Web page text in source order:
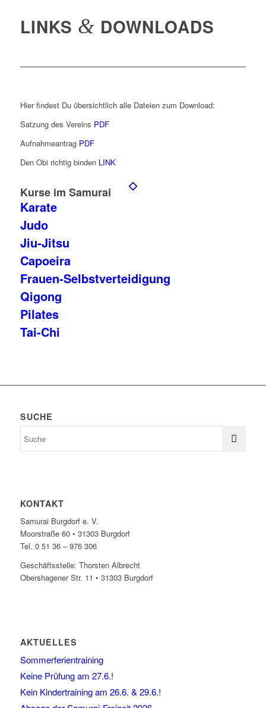
LINKS & DOWNLOADS
Hier findest Du übersichtlich alle Dateien zum Download:
Satzung des Vereins PDF
Aufnahmeantrag PDF
Den Obi richtig binden LINK
Kurse im Samurai
Karate
Judo
Jiu-Jitsu
Capoeira
Frauen-Selbstverteidigung
Qigong
Pilates
Tai-Chi
SUCHE
KONTAKT
Samurai Burgdorf e. V.
Moorstraße 60 • 31303 Burgdorf
Tel. 0 51 36 – 976 306
Geschäftsstelle: Thorsten Albrecht
Obershagener Str. 11 • 31303 Burgdorf
AKTUELLES
Sommerferientraining
Keine Prüfung am 27.6.!
Kein Kindertraining am 26.6. & 29.6.!